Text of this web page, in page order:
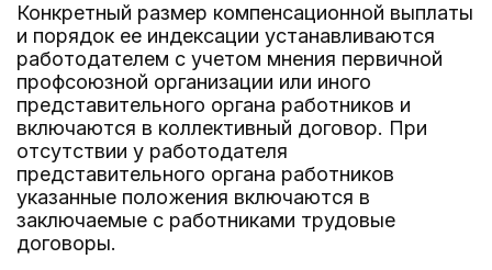
Конкретный размер компенсационной выплаты
и порядок ее индексации устанавливаются
работодателем с учетом мнения первичной
профсоюзной организации или иного
представительного органа работников и
включаются в коллективный договор. При
отсутствии у работодателя
представительного органа работников
указанные положения включаются в
заключаемые с работниками трудовые
договоры.